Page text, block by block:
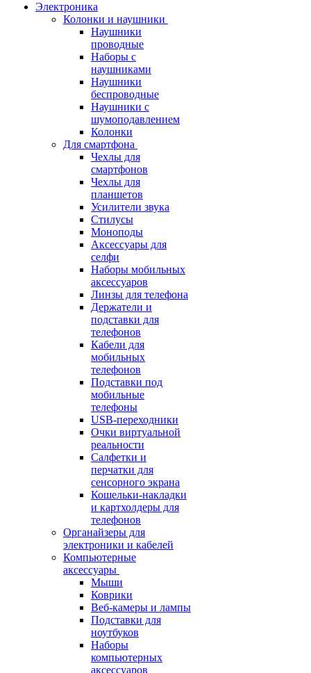
Электроника
Колонки и наушники
Наушники
проводные
Наборы с
наушниками
Наушники
беспроводные
Наушники с
шумоподавлением
Колонки
Для смартфона
Чехлы для
смартфонов
Чехлы для
планшетов
Усилители звука
Стилусы
Моноподы
Аксессуары для
селфи
Наборы мобильных
аксессуаров
Линзы для телефона
Держатели и
подставки для
телефонов
Кабели для
мобильных
телефонов
Подставки под
мобильные
телефоны
USB-переходники
Очки виртуальной
реальности
Салфетки и
перчатки для
сенсорного экрана
Кошельки-накладки
и картхолдеры для
телефонов
Органайзеры для
электроники и кабелей
Компьютерные
аксессуары
Мыши
Коврики
Веб-камеры и лампы
Подставки для
ноутбуков
Наборы
компьютерных
аксессуаров